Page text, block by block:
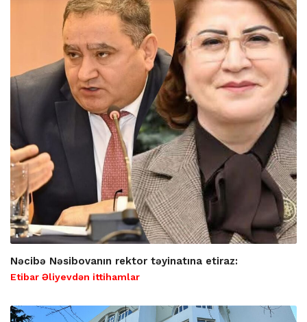
Nəcibə Nəsibovanın rektor təyinatına etiraz:
Etibar Əliyevdən ittihamlar